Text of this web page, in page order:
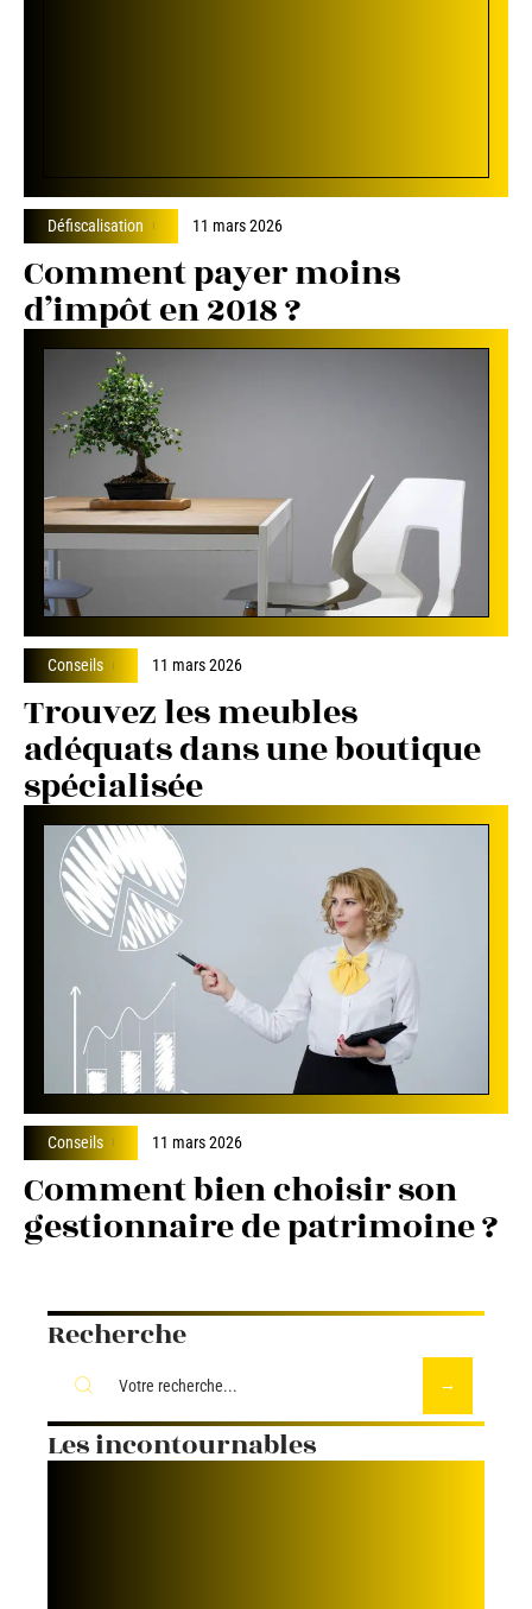
Défiscalisation 11 mars 2026
Comment payer moins
d’impôt en 2018 ?
Conseils 11 mars 2026
Trouvez les meubles
adéquats dans une boutique
spécialisée
Conseils 11 mars 2026
Comment bien choisir son
gestionnaire de patrimoine ?
Recherche
Les incontournables